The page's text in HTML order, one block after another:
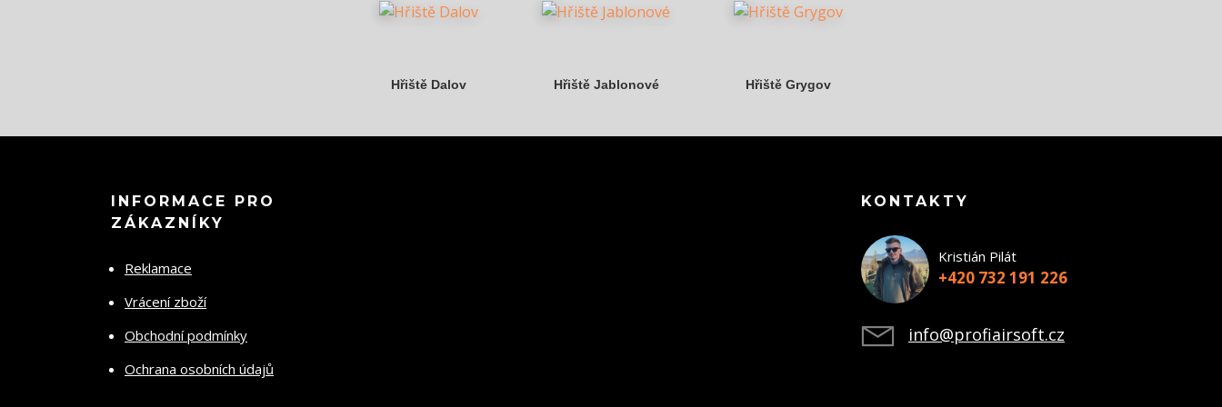
Hřiště Dalov Hřiště Jablonové Hřiště Grygov
INFORMACE PRO
ZÁKAZNÍKY
Reklamace
Vrácení zboží
Obchodní podmínky
Ochrana osobních údajů
KONTAKTY
Kristián Pilát
+420 732 191 226
info@profiairsoft.cz